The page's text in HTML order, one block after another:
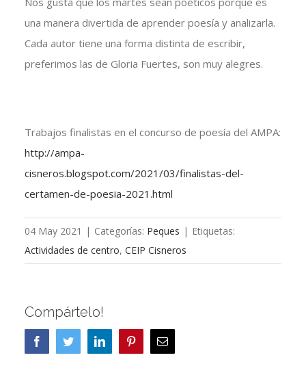
una manera divertida de aprender poesía y analizarla.
Cada autor tiene una forma distinta de escribir,
preferimos las de Gloria Fuertes, son muy alegres.
Trabajos finalistas en el concurso de poesía del AMPA:
http://ampa-
cisneros.blogspot.com/2021/03/finalistas-del-
certamen-de-poesia-2021.html
04 May 2021 | Categorías: Peques | Etiquetas:
Actividades de centro, CEIP Cisneros
Compártelo!
FacebookTwitterLinkedInPinterestCorreo
electrónico